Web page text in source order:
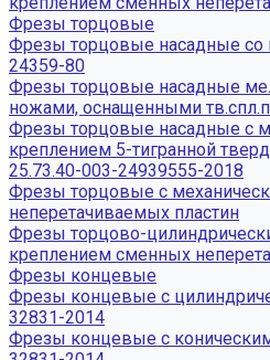
Фрезы торцовые
Фрезы торцовые насадные
24359-80
Фрезы торцовые насадные
ножами, оснащенными
Фрезы торцовые насадные с
креплением 5-тигранной
25.73.40-003-24939555-2018
Фрезы торцовые с
неперетачиваемых пластин
Фрезы торцово-
креплением сменных
Фрезы концевые
Фрезы концевые с
32831-2014
Фрезы концевые с